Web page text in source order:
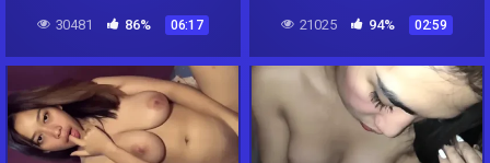
30481 86% 06:17 21025 94% 02:59